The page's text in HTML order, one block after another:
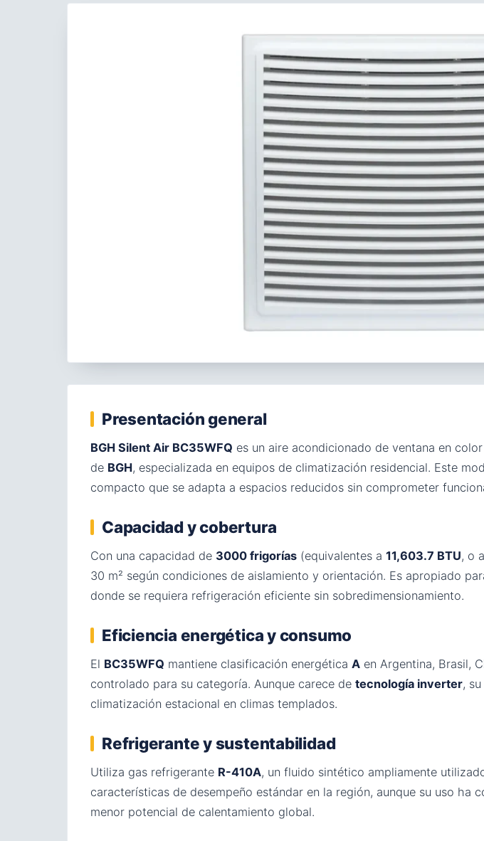
Presentación general
BGH Silent Air BC35WFQ es un aire acondicionado de ventana en color
de BGH, especializada en equipos de climatización residencial. Este
compacto que se adapta a espacios reducidos sin comprometer
Capacidad y cobertura
Con una capacidad de 3000 frigorías (equivalentes a 11,603.7 BTU, o
30 m² según condiciones de aislamiento y orientación. Es apropiado
donde se requiera refrigeración eficiente sin sobredimensionamiento.
Eficiencia energética y consumo
El BC35WFQ mantiene clasificación energética A en Argentina, Brasil,
controlado para su categoría. Aunque carece de tecnología inverter,
climatización estacional en climas templados.
Refrigerante y sustentabilidad
Utiliza gas refrigerante R-410A, un fluido sintético ampliamente
características de desempeño estándar en la región, aunque su uso
menor potencial de calentamiento global.